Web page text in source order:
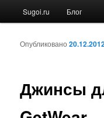
Блог на
Перейти к
Перейти к
Sugoi.ru Блог
Джинсы
Опубликовано